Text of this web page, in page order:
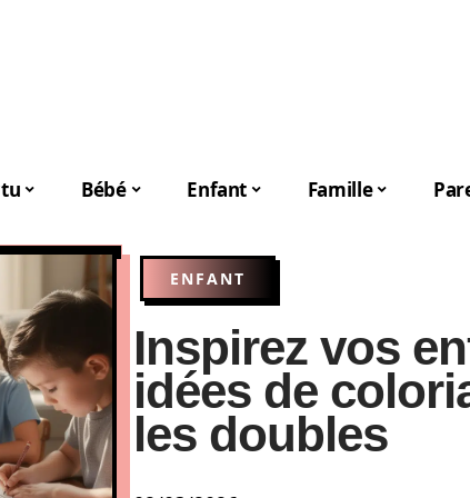
Bébé Enfant Famille
ENFANT
Inspirez vos
idées de
les doubles